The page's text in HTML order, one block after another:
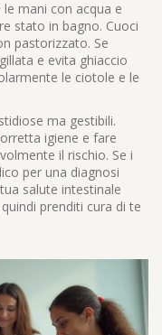
le mani con acqua e
stato in bagno. Cuoci
pastorizzato. Se
e evita ghiaccio
le ciotole e le
ma gestibili.
igiene e fare
il rischio. Se i
per una diagnosi
salute intestinale
prenditi cura di te